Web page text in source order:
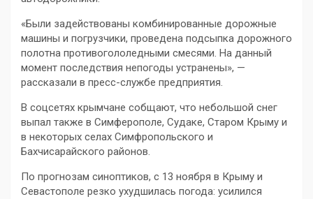
«Были задействованы комбинированные дорожные
машины и погрузчики, проведена подсыпка дорожного
полотна противогололедными смесями. На данный
момент последствия непогоды устранены», —
рассказали в пресс-службе предприятия.
В соцсетях крымчане собщают, что небольшой снег
выпал также в Симферополе, Судаке, Старом Крыму и
в некоторых селах Симфропольского и
Бахчисарайского районов.
По прогнозам синоптиков, с 13 ноября в Крыму и
Севастополе резко ухудшилась погода: усилился